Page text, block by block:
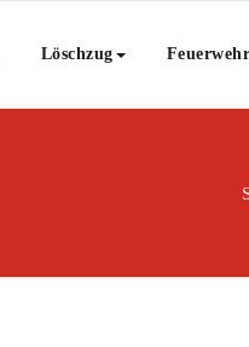
Löschzug